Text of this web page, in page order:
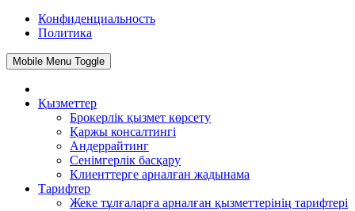
Конфиденциальность
Политика
Mobile Menu Toggle
Қызметтер
Брокерлік қызмет көрсету
Қаржы консалтингі
Андеррайтинг
Сенімгерлік басқару
Клиенттерге арналған жадынама
Тарифтер
Жеке тұлғаларға арналған қызметтерінің тарифтері